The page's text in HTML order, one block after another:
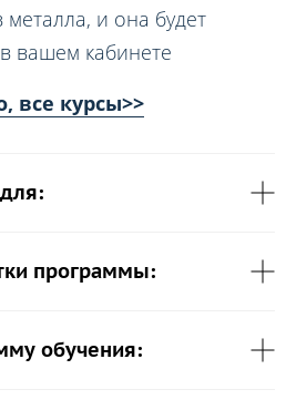
и она будет
вашем кабинете
все курсы>>
программы:
обучения: